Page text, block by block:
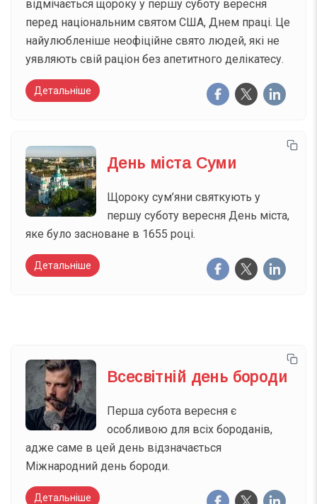
відмічається щороку у першу суботу вересня
перед національним святом США, Днем праці. Це
найулюбленіше неофіційне свято людей, які не
уявляють свій раціон без апетитного делікатесу.
Детальніше
День міста Суми
Щороку сум’яни святкують у
першу суботу вересня День міста,
яке було засноване в 1655 році.
Детальніше
Всесвітній день бороди
Перша субота вересня є
особливою для всіх бороданів,
адже саме в цей день відзначається
Міжнародний день бороди.
Детальніше